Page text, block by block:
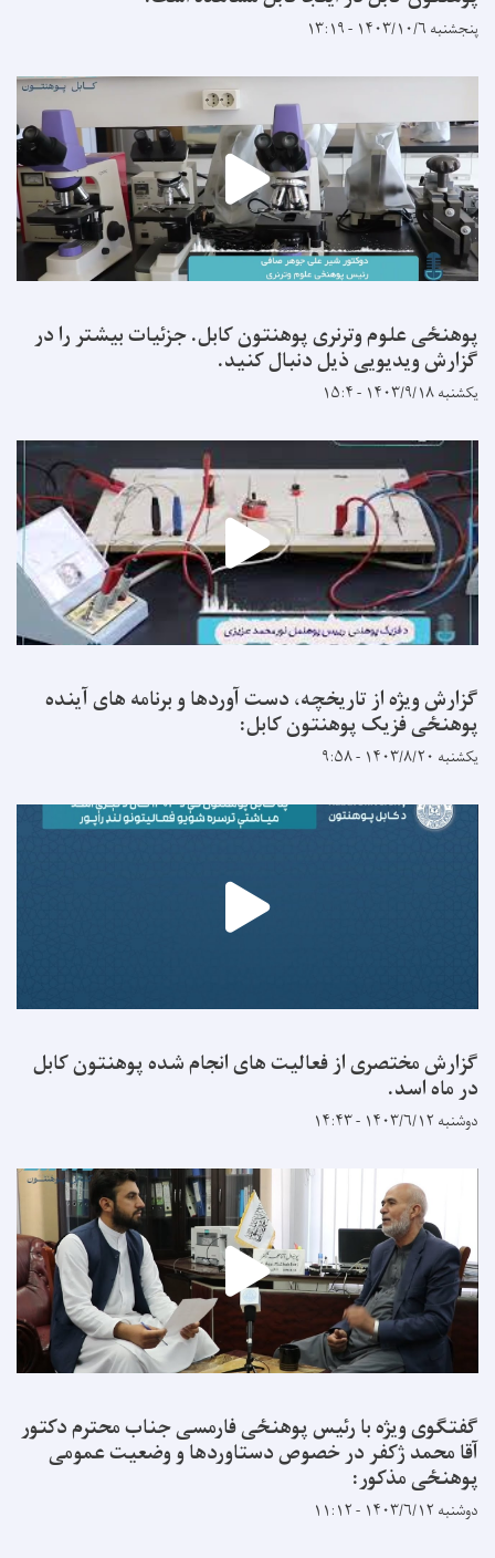
پنجشنبه ۱۴۰۳/۱۰/۶ - ۱۳:۱۹
پوهنځی علوم وترنری پوهنتون کابل. جزئیات بیشتر را در
گزارش ویدیویی ذیل دنبال کنید.
یکشنبه ۱۴۰۳/۹/۱۸ - ۱۵:۴
گزارش ویژه از تاریخچه، دست آوردها و برنامه های آینده
پوهنځی فزیک پوهنتون کابل:
یکشنبه ۱۴۰۳/۸/۲۰ - ۹:۵۸
گزارش مختصری از فعالیت های انجام شده پوهنتون کابل
در ماه اسد.
دوشنبه ۱۴۰۳/۶/۱۲ - ۱۴:۴۳
گفتگوی ویژه با رئیس پوهنځی فارمسی جناب محترم دکتور
آقا محمد ژکفر در خصوص دستاوردها و وضعیت عمومی
پوهنځی مذکور:
دوشنبه ۱۴۰۳/۶/۱۲ - ۱۱:۱۲